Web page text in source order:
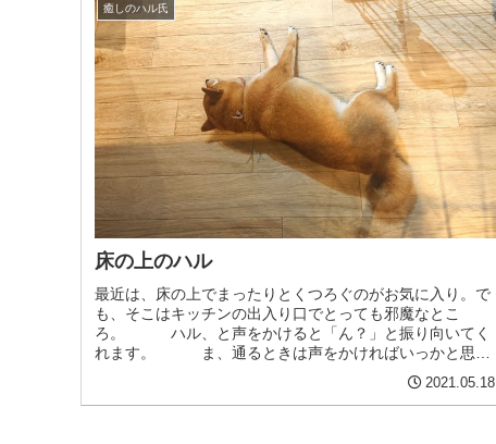
癒しのハル氏
床の上のハル
最近は、床の上でまったりとくつろぐのがお気に入り。で
も、そこはキッチンの出入り口でとっても邪魔なとこ
ろ。 ハル、と声をかけると「ん？」と振り向いてく
れます。 ま、通るときは声をかければいっかと思っ
2021.05.18